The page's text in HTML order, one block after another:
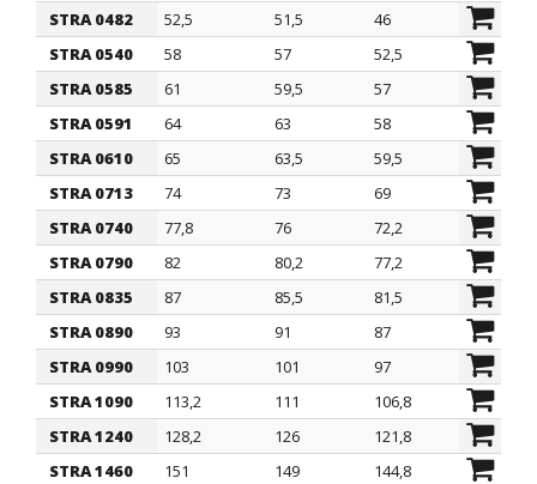
STRA 0482
52,5 51,5 46
55,6
STRA 0540
58 57 52,5
62
STRA 0585
61 59,5 57
64,4
STRA 0591
64 63 58
67,2
STRA 0610
65 63,5 59,5
70,2
STRA 0713
74 73 69
81,7
STRA 0740
77,8 76 72,2
86
STRA 0790
82 80,2 77,2
87
STRA 0835
87 85,5 81,5
94
STRA 0890
93 91 87
98
STRA 0990
103 101 97
111
STRA 1090
113,2 111 106,8
121
STRA 1240
128,2 126 121,8
136
STRA 1460
151 149 144,8
157